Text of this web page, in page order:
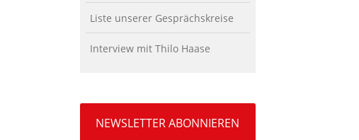
Liste unserer Gesprächskreise
Interview mit Thilo Haase
NEWSLETTER ABONNIEREN